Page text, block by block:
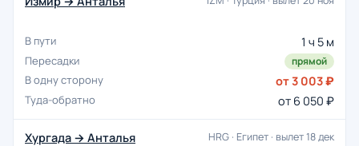
1 ч 5 м
прямой
от 3 003 ₽
от 6 050 ₽
Хургада → Анталья HRG · Египет · вылет 18 дек